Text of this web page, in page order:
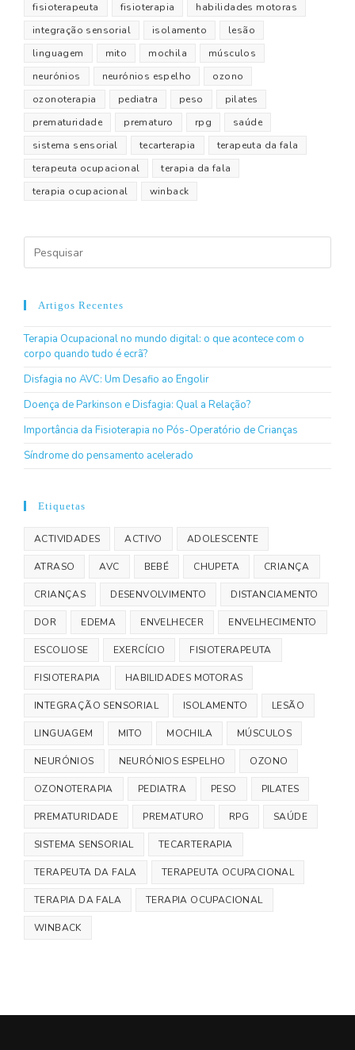
fisioterapeuta
fisioterapia
habilidades motoras
integração sensorial
isolamento
lesão
linguagem
mito mochila
músculos
neurónios
neurónios espelho
ozono
ozonoterapia
pediatra peso
pilates
prematuridade
prematuro rpg
saúde
sistema sensorial
tecarterapia
terapeuta da fala
terapeuta ocupacional
terapia da fala
terapia ocupacional
winback
Artigos Recentes
Terapia Ocupacional no mundo digital: o que acontece com o
corpo quando tudo é ecrã?
Disfagia no AVC: Um Desafio ao Engolir
Doença de Parkinson e Disfagia: Qual a Relação?
Importância da Fisioterapia no Pós-Operatório de Crianças
Síndrome do pensamento acelerado
Etiquetas
ACTIVIDADES ACTIVO ADOLESCENTE
ATRASO AVC BEBÉ CHUPETA CRIANÇA
CRIANÇAS DESENVOLVIMENTO DISTANCIAMENTO
DOR EDEMA ENVELHECER ENVELHECIMENTO
ESCOLIOSE EXERCÍCIO FISIOTERAPEUTA
FISIOTERAPIA HABILIDADES MOTORAS
INTEGRAÇÃO SENSORIAL ISOLAMENTO LESÃO
LINGUAGEM MITO MOCHILA MÚSCULOS
NEURÓNIOS NEURÓNIOS ESPELHO OZONO
OZONOTERAPIA PEDIATRA PESO PILATES
PREMATURIDADE PREMATURO RPG SAÚDE
SISTEMA SENSORIAL TECARTERAPIA
TERAPEUTA DA FALA TERAPEUTA OCUPACIONAL
TERAPIA DA FALA TERAPIA OCUPACIONAL
WINBACK